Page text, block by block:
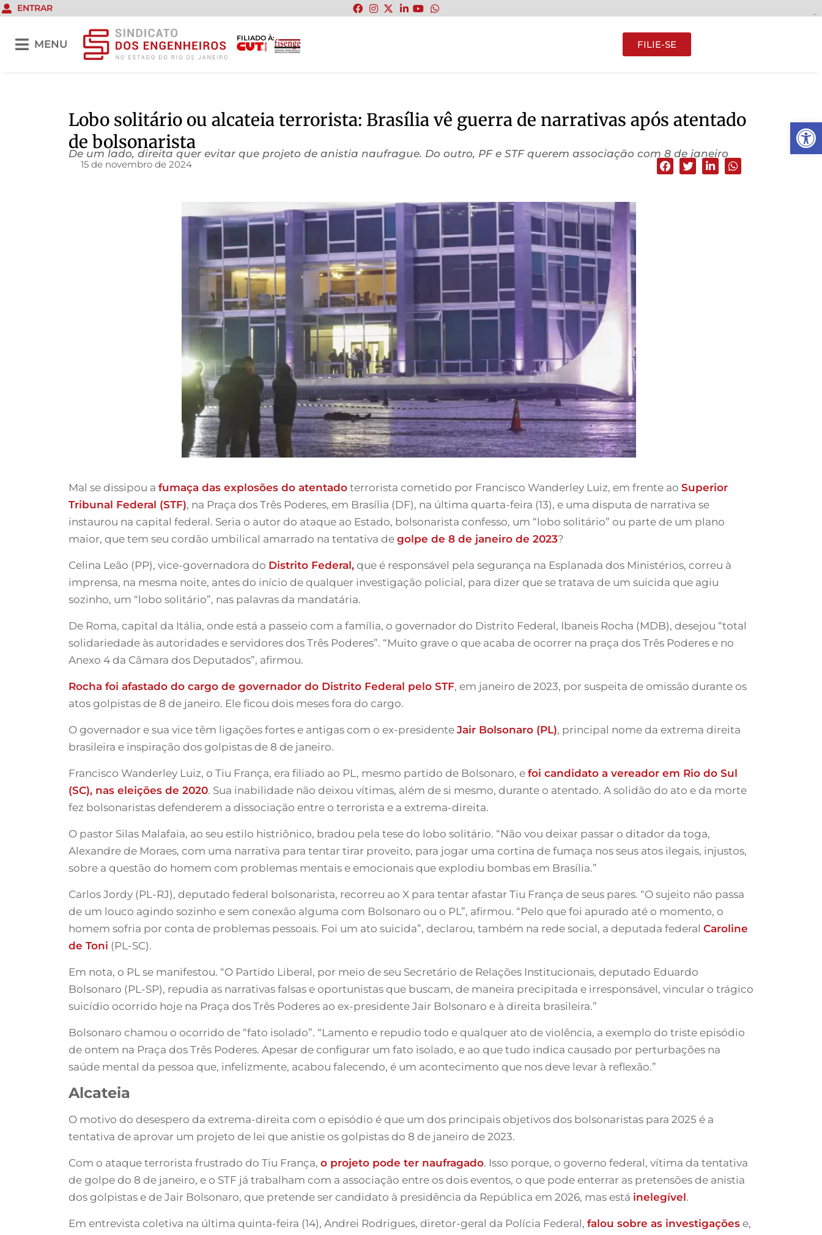
Abrir
ENTRAR
MENU
FILIADO À:
FILIE-SE
Lobo solitário ou alcateia terrorista: Brasília vê guerra de narrativas após atentado
de bolsonarista
De um lado, direita quer evitar que projeto de anistia naufrague. Do outro, PF e STF querem associação com 8 de janeiro
15 de novembro de 2024
Mal se dissipou a fumaça das explosões do atentado terrorista cometido por Francisco Wanderley Luiz, em frente ao Superior
Tribunal Federal (STF), na Praça dos Três Poderes, em Brasília (DF), na última quarta-feira (13), e uma disputa de narrativa se
instaurou na capital federal. Seria o autor do ataque ao Estado, bolsonarista confesso, um “lobo solitário” ou parte de um plano
maior, que tem seu cordão umbilical amarrado na tentativa de golpe de 8 de janeiro de 2023?
Celina Leão (PP), vice-governadora do Distrito Federal, que é responsável pela segurança na Esplanada dos Ministérios, correu à
imprensa, na mesma noite, antes do início de qualquer investigação policial, para dizer que se tratava de um suicida que agiu
sozinho, um “lobo solitário”, nas palavras da mandatária.
De Roma, capital da Itália, onde está a passeio com a família, o governador do Distrito Federal, Ibaneis Rocha (MDB), desejou “total
solidariedade às autoridades e servidores dos Três Poderes”. “Muito grave o que acaba de ocorrer na praça dos Três Poderes e no
Anexo 4 da Câmara dos Deputados”, afirmou.
Rocha foi afastado do cargo de governador do Distrito Federal pelo STF, em janeiro de 2023, por suspeita de omissão durante os
atos golpistas de 8 de janeiro. Ele ficou dois meses fora do cargo.
O governador e sua vice têm ligações fortes e antigas com o ex-presidente Jair Bolsonaro (PL), principal nome da extrema direita
brasileira e inspiração dos golpistas de 8 de janeiro.
Francisco Wanderley Luiz, o Tiu França, era filiado ao PL, mesmo partido de Bolsonaro, e foi candidato a vereador em Rio do Sul
(SC), nas eleições de 2020. Sua inabilidade não deixou vítimas, além de si mesmo, durante o atentado. A solidão do ato e da morte
fez bolsonaristas defenderem a dissociação entre o terrorista e a extrema-direita.
O pastor Silas Malafaia, ao seu estilo histriônico, bradou pela tese do lobo solitário. “Não vou deixar passar o ditador da toga,
Alexandre de Moraes, com uma narrativa para tentar tirar proveito, para jogar uma cortina de fumaça nos seus atos ilegais, injustos,
sobre a questão do homem com problemas mentais e emocionais que explodiu bombas em Brasília.”
Carlos Jordy (PL-RJ), deputado federal bolsonarista, recorreu ao X para tentar afastar Tiu França de seus pares. “O sujeito não passa
de um louco agindo sozinho e sem conexão alguma com Bolsonaro ou o PL”, afirmou. “Pelo que foi apurado até o momento, o
homem sofria por conta de problemas pessoais. Foi um ato suicida”, declarou, também na rede social, a deputada federal Caroline
de Toni (PL-SC).
Em nota, o PL se manifestou. “O Partido Liberal, por meio de seu Secretário de Relações Institucionais, deputado Eduardo
Bolsonaro (PL-SP), repudia as narrativas falsas e oportunistas que buscam, de maneira precipitada e irresponsável, vincular o trágico
suicídio ocorrido hoje na Praça dos Três Poderes ao ex-presidente Jair Bolsonaro e à direita brasileira.”
Bolsonaro chamou o ocorrido de “fato isolado”. “Lamento e repudio todo e qualquer ato de violência, a exemplo do triste episódio
de ontem na Praça dos Três Poderes. Apesar de configurar um fato isolado, e ao que tudo indica causado por perturbações na
saúde mental da pessoa que, infelizmente, acabou falecendo, é um acontecimento que nos deve levar à reflexão.”
Alcateia
O motivo do desespero da extrema-direita com o episódio é que um dos principais objetivos dos bolsonaristas para 2025 é a
tentativa de aprovar um projeto de lei que anistie os golpistas do 8 de janeiro de 2023.
Com o ataque terrorista frustrado do Tiu França, o projeto pode ter naufragado. Isso porque, o governo federal, vítima da tentativa
de golpe do 8 de janeiro, e o STF já trabalham com a associação entre os dois eventos, o que pode enterrar as pretensões de anistia
dos golpistas e de Jair Bolsonaro, que pretende ser candidato à presidência da República em 2026, mas está inelegível.
Em entrevista coletiva na última quinta-feira (14), Andrei Rodrigues, diretor-geral da Polícia Federal, falou sobre as investigações e,